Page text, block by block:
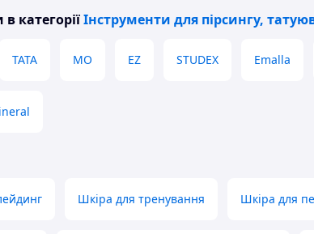
в категоріїІнструменти для пірсингу,
TATA MO EZ STUDEX Emalla
Шкіра для тренування Шкіра для